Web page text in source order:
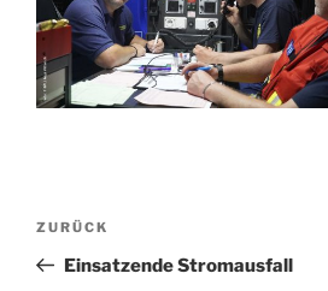
Beitragsnavigation
Vorheriger
Beitrag
ZURÜCK
Einsatzende Stromausfall